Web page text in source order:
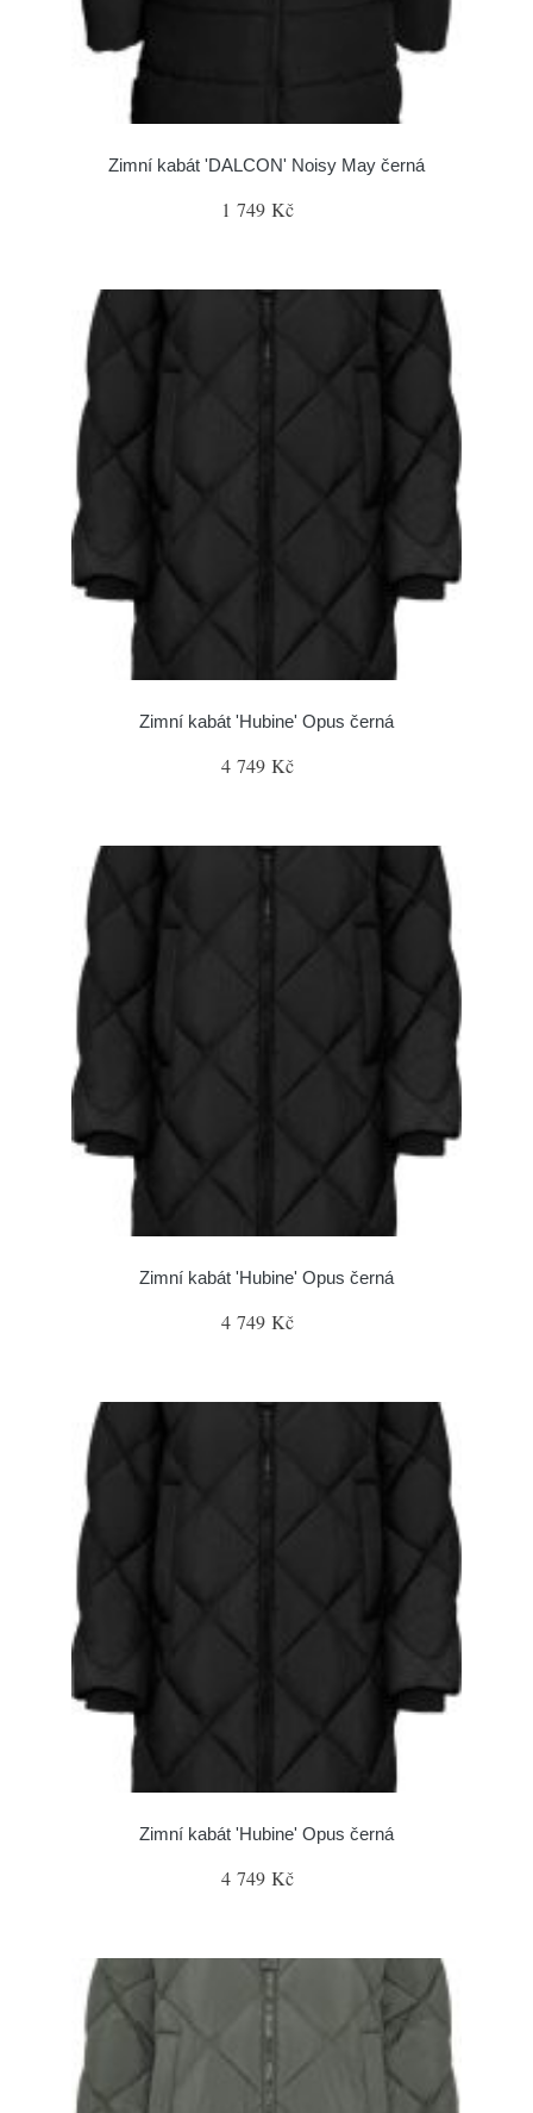
Zimní kabát 'DALCON' Noisy May černá
1 749 Kč
Zimní kabát 'Hubine' Opus černá
4 749 Kč
Zimní kabát 'Hubine' Opus černá
4 749 Kč
Zimní kabát 'Hubine' Opus černá
4 749 Kč